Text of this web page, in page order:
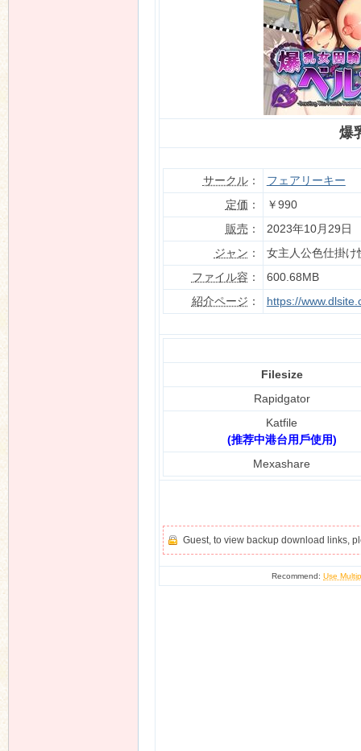
爆
サークル：
フェアリーキー
定価 ：
￥990
販売 ：
2023年10月29日
ジャン ：
女主人公色仕掛け
ファイル容 ：
600.68MB
紹介ページ ： https://
Filesize
Rapidgator
Katfile
(推荐中港台用戶使用)
Mexashare
Guest, to view backup download links,
Recommend:Use